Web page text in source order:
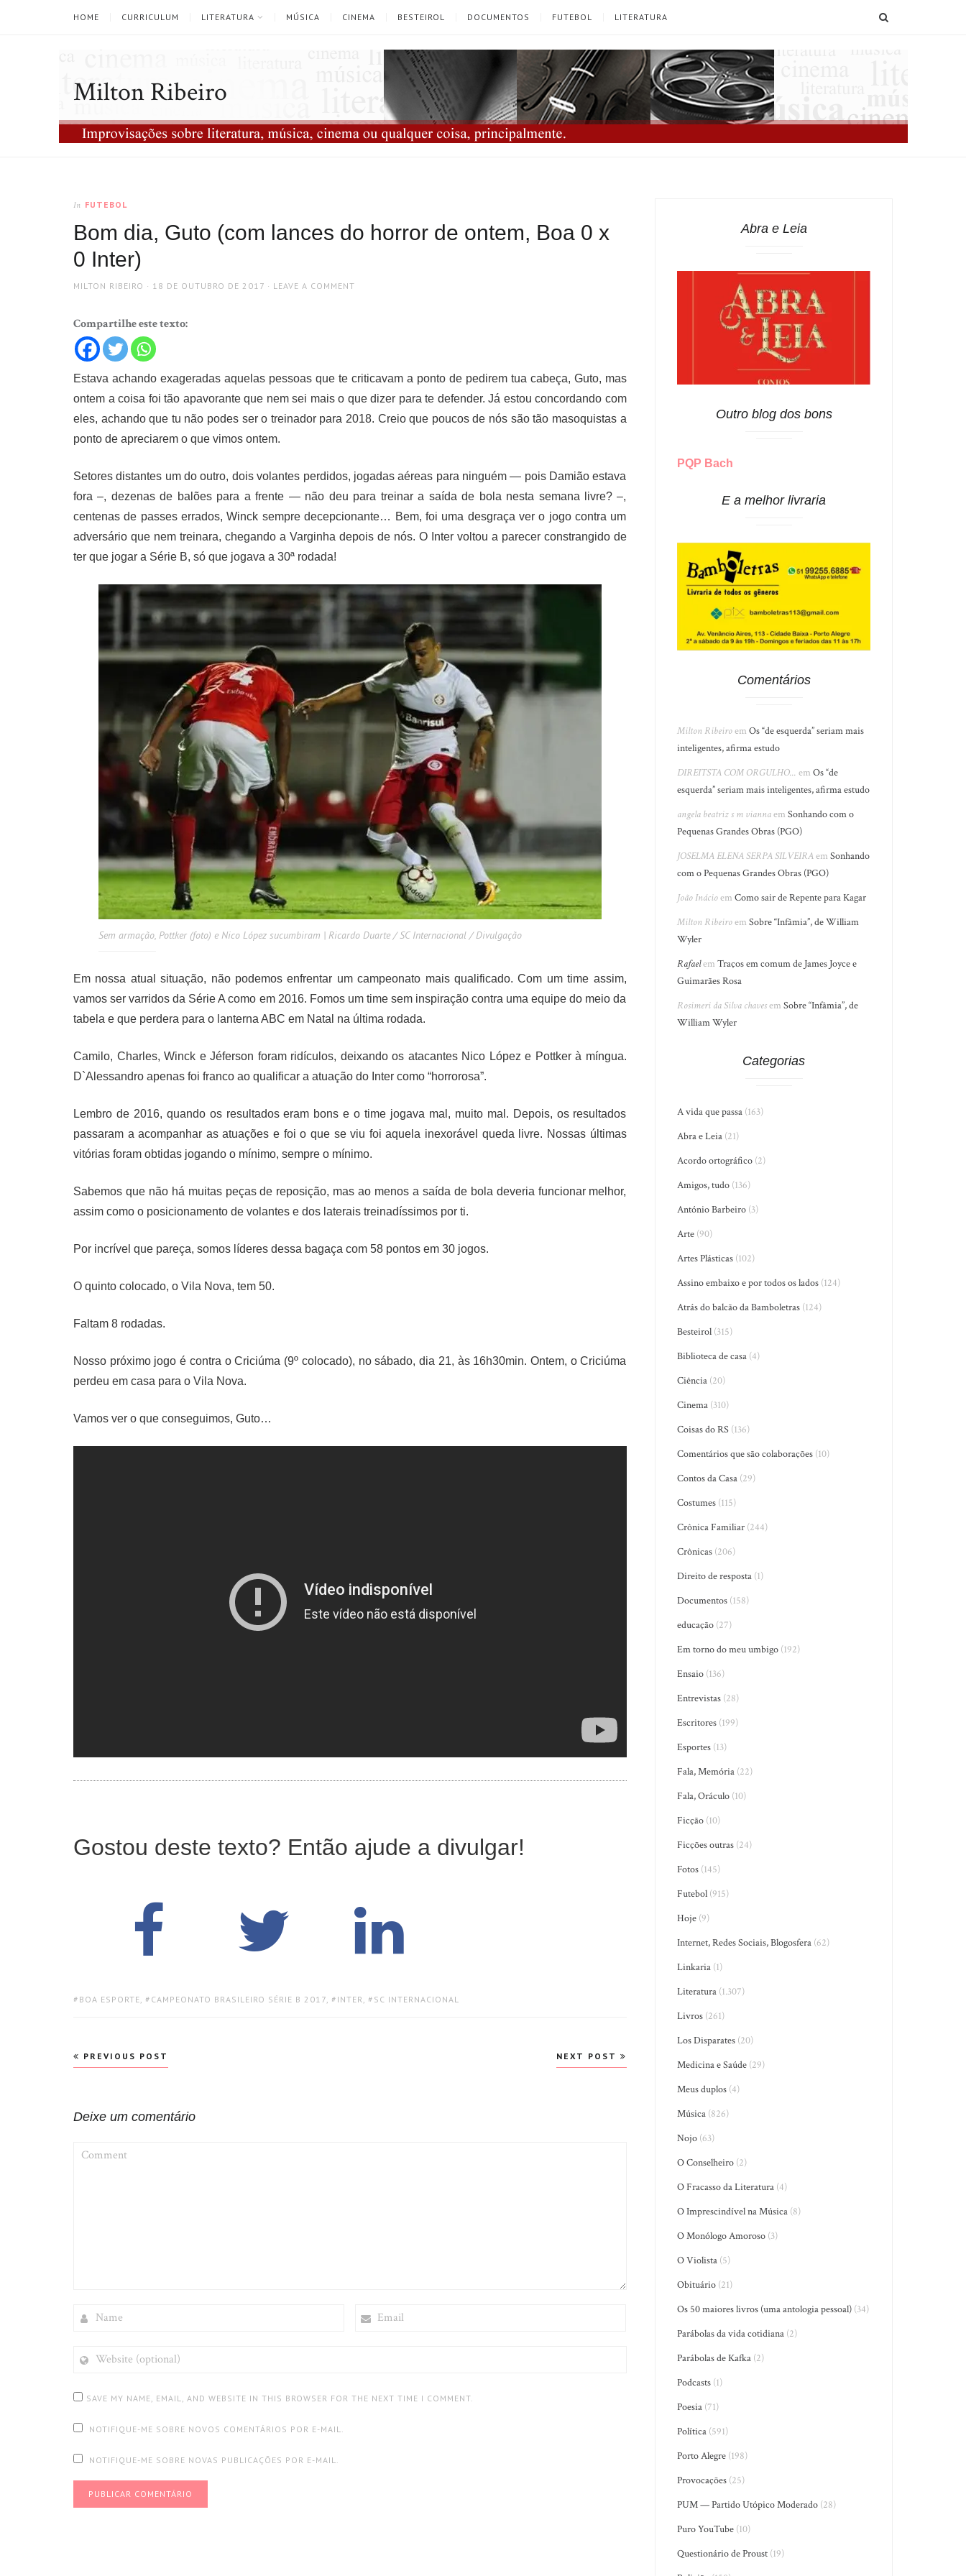
HOME CURRICULUM LITERATURA MÚSICA CINEMA BESTEIROL DOCUMENTOS FUTEBOL LITERATURA
Milton Ribeiro
In FUTEBOL
Bom dia, Guto (com lances do horror de ontem, Boa 0 x
0 Inter)
AUTHOR
MILTON RIBEIRO
POSTED
18 DE OUTUBRO DE 2017 LEAVE A COMMENT
Compartilhe este texto:
Estava achando exageradas aquelas pessoas que te criticavam a ponto de pedirem tua cabeça, Guto, mas
ontem a coisa foi tão apavorante que nem sei mais o que dizer para te defender. Já estou concordando com
eles, achando que tu não podes ser o treinador para 2018. Creio que poucos de nós são tão masoquistas a
ponto de apreciarem o que vimos ontem.
Setores distantes um do outro, dois volantes perdidos, jogadas aéreas para ninguém — pois Damião estava
fora –, dezenas de balões para a frente — não deu para treinar a saída de bola nesta semana livre? –,
centenas de passes errados, Winck sempre decepcionante… Bem, foi uma desgraça ver o jogo contra um
adversário que nem treinara, chegando a Varginha depois de nós. O Inter voltou a parecer constrangido de
ter que jogar a Série B, só que jogava a 30ª rodada!
Sem armação, Pottker (foto) e Nico López sucumbiram | Ricardo Duarte / SC Internacional / Divulgação
Em nossa atual situação, não podemos enfrentar um campeonato mais qualificado. Com um time assim,
vamos ser varridos da Série A como em 2016. Fomos um time sem inspiração contra uma equipe do meio da
tabela e que perdera para o lanterna ABC em Natal na última rodada.
Camilo, Charles, Winck e Jéferson foram ridículos, deixando os atacantes Nico López e Pottker à míngua.
D`Alessandro apenas foi franco ao qualificar a atuação do Inter como “horrorosa”.
Lembro de 2016, quando os resultados eram bons e o time jogava mal, muito mal. Depois, os resultados
passaram a acompanhar as atuações e foi o que se viu foi aquela inexorável queda livre. Nossas últimas
vitórias foram obtidas jogando o mínimo, sempre o mínimo.
Sabemos que não há muitas peças de reposição, mas ao menos a saída de bola deveria funcionar melhor,
assim como o posicionamento de volantes e dos laterais treinadíssimos por ti.
Por incrível que pareça, somos líderes dessa bagaça com 58 pontos em 30 jogos.
O quinto colocado, o Vila Nova, tem 50.
Faltam 8 rodadas.
Nosso próximo jogo é contra o Criciúma (9º colocado), no sábado, dia 21, às 16h30min. Ontem, o Criciúma
perdeu em casa para o Vila Nova.
Vamos ver o que conseguimos, Guto…
Gostou deste texto? Então ajude a divulgar!
TAGS:
BOA ESPORTE, CAMPEONATO BRASILEIRO SÉRIE B 2017, INTER, SC INTERNACIONAL
Navegação
PREVIOUS POST NEXT POST
Deixe um comentário
(OPTIONAL)
SAVE MY NAME, EMAIL, AND WEBSITE IN THIS BROWSER FOR THE NEXT TIME I COMMENT.
NOTIFIQUE-ME SOBRE NOVOS COMENTÁRIOS POR E-MAIL.
NOTIFIQUE-ME SOBRE NOVAS PUBLICAÇÕES POR E-MAIL.
Abra e Leia
Outro blog dos bons
PQP Bach
E a melhor livraria
Comentários
Milton RibeiroemOs “de esquerda” seriam mais
inteligentes, afirma estudo
DIREITSTA COM ORGULHO... emOs “de
esquerda” seriam mais inteligentes, afirma estudo
angela beatriz s m viannaemSonhando com o
Pequenas Grandes Obras (PGO)
JOSELMA ELENA SERPA SILVEIRAemSonhando
com o Pequenas Grandes Obras (PGO)
João InácioemComo sair de Repente para Kagar
Milton RibeiroemSobre “Infâmia”, de William
Wyler
RafaelemTraços em comum de James Joyce e
Guimarães Rosa
Rosimeri da Silva chavesemSobre “Infâmia”, de
William Wyler
Categorias
A vida que passa (163)
Abra e Leia (21)
Acordo ortográfico (2)
Amigos, tudo (136)
António Barbeiro (3)
Arte (90)
Artes Plásticas (102)
Assino embaixo e por todos os lados (124)
Atrás do balcão da Bamboletras (124)
Besteirol (315)
Biblioteca de casa (4)
Ciência (20)
Cinema (310)
Coisas do RS (136)
Comentários que são colaborações (10)
Contos da Casa (29)
Costumes (115)
Crônica Familiar (244)
Crônicas (206)
Direito de resposta (1)
Documentos (158)
educação (27)
Em torno do meu umbigo (192)
Ensaio (136)
Entrevistas (28)
Escritores (199)
Esportes (13)
Fala, Memória (22)
Fala, Oráculo (10)
Ficção (10)
Ficções outras (24)
Fotos (145)
Futebol (915)
Hoje (9)
Internet, Redes Sociais, Blogosfera (62)
Linkaria (1)
Literatura (1.307)
Livros (261)
Los Disparates (20)
Medicina e Saúde (29)
Meus duplos (4)
Música (826)
Nojo (63)
O Conselheiro (2)
O Fracasso da Literatura (4)
O Imprescindível na Música (8)
O Monólogo Amoroso (3)
O Violista (5)
Obituário (21)
Os 50 maiores livros (uma antologia pessoal) (34)
Parábolas da vida cotidiana (2)
Parábolas de Kafka (2)
Podcasts (1)
Poesia (71)
Política (591)
Porto Alegre (198)
Provocações (25)
PUM — Partido Utópico Moderado (28)
Puro YouTube (10)
Questionário de Proust (19)